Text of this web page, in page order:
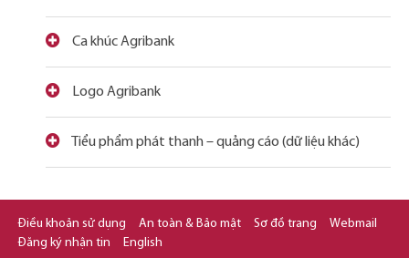
Ca khúc Agribank
Logo Agribank
Tiểu phẩm phát thanh – quảng cáo (dữ liệu khác)
Điều khoản sử dụng An toàn & Bảo mật Sơ đồ trang
Webmail
Đăng ký nhận tin
English